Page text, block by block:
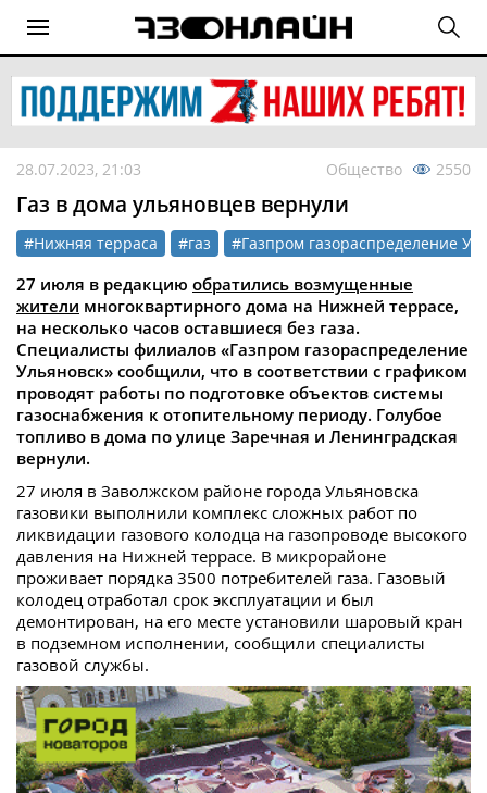
28.07.2023, 21:03 Общество 2550
Газ в дома ульяновцев вернули
#Нижняя терраса #газ #Газпром газораспределение
27 июля в редакцию обратились возмущенные
жители многоквартирного дома на Нижней террасе,
на несколько часов оставшиеся без газа.
Специалисты филиалов «Газпром газораспределение
Ульяновск» сообщили, что в соответствии с графиком
проводят работы по подготовке объектов системы
газоснабжения к отопительному периоду. Голубое
топливо в дома по улице Заречная и Ленинградская
вернули.
27 июля в Заволжском районе города Ульяновска
газовики выполнили комплекс сложных работ по
ликвидации газового колодца на газопроводе высокого
давления на Нижней террасе. В микрорайоне
проживает порядка 3500 потребителей газа. Газовый
колодец отработал срок эксплуатации и был
демонтирован, на его месте установили шаровый кран
в подземном исполнении, сообщили специалисты
газовой службы.